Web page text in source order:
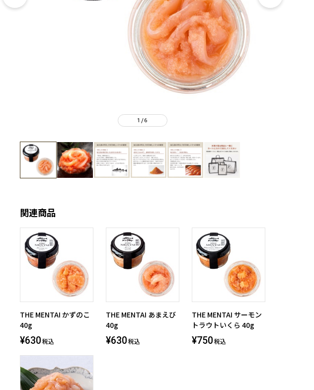
1 /6
関連商品
THE MENTAI かずのこ
40g
¥630 税込
THE MENTAI あまえび
40g
¥630 税込
THE MENTAI サーモン
トラウトいくら 40g
¥750 税込